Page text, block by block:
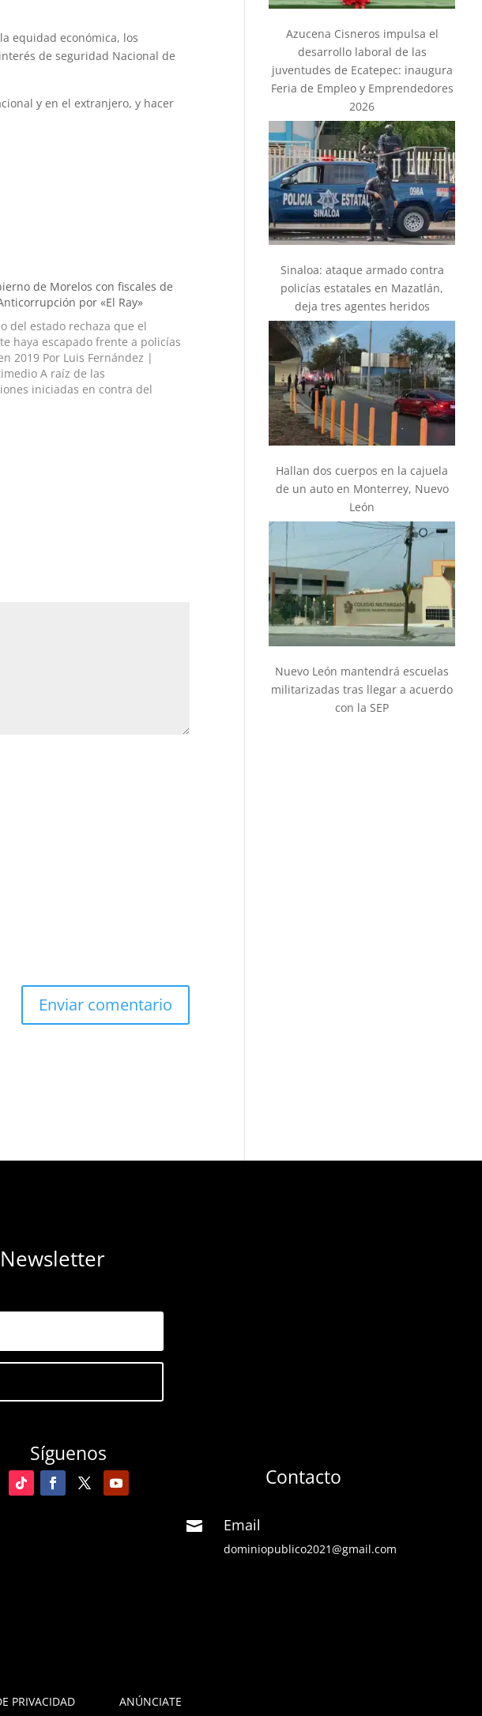
equidad económica, los
de seguridad Nacional de
y en el extranjero, y hacer
de Morelos con fiscales de
por «El Ray»
del estado rechaza que el
haya escapado frente a policías
2019 Por Luis Fernández |
A raíz de las
iniciadas en contra del
Azucena Cisneros impulsa el
desarrollo laboral de las
juventudes de Ecatepec: inaugura
Feria de Empleo y Emprendedores
2026
Sinaloa: ataque armado contra
policías estatales en Mazatlán,
deja tres agentes heridos
Hallan dos cuerpos en la cajuela
de un auto en Monterrey, Nuevo
León
Nuevo León mantendrá escuelas
militarizadas tras llegar a acuerdo
con la SEP
Síguenos
Contacto
 Email
dominiopublico2021@gmail.com
PRIVACIDAD ANÚNCIATE